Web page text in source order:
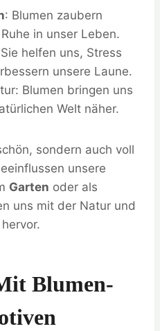
: Blumen zaubern
in unser Leben.
helfen uns, Stress
unsere Laune.
Blumen bringen uns
Welt näher.
sondern auch voll
unsere
Garten oder als
uns mit der Natur und
Blumen-